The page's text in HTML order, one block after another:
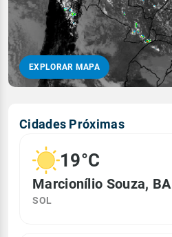
EXPLORAR MAPA
Cidades Próximas
19°C
Marcionílio Souza, BA
SOL